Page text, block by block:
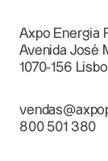
Axpo Energia
Avenida José
1070-156
800 501 380